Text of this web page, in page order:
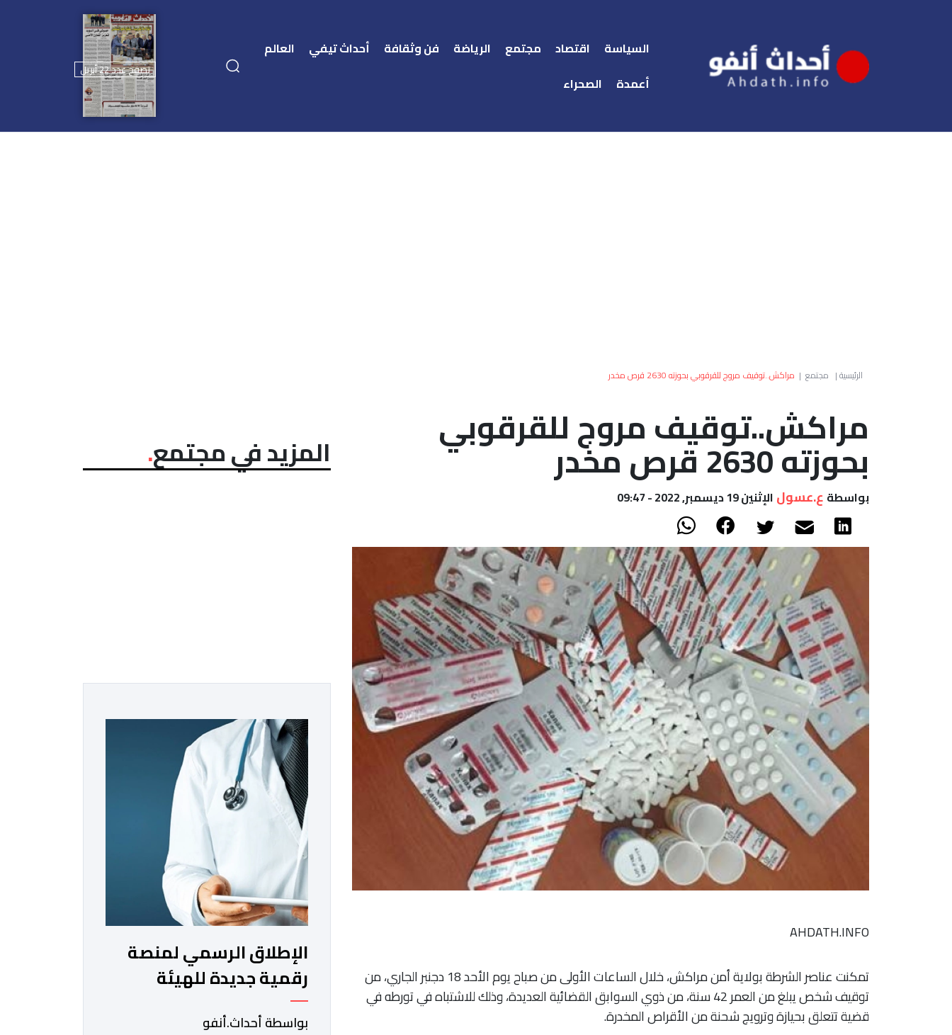
السياسة اقتصاد مجتمع الرياضة فن وثقافة أحداث تيفي
العالم
أعمدة
الصحراء
تصفح عدد 22 أبريل
الرئيسية| مجتمع | مراكش..توقيف مروج للقرقوبي بحوزته 2630 قرص مخدر
مراكش..توقيف مروج للقرقوبي
بحوزته 2630 قرص مخدر
بواسطة ع.عسول الإثنين 19 ديسمبر, 2022 - 09:47
AHDATH.INFO
تمكنت عناصر الشرطة بولاية أمن مراكش، خلال الساعات الأولى من صباح يوم الأحد 18 دجنبر الجاري، من
توقيف شخص يبلغ من العمر 42 سنة، من ذوي السوابق القضائية العديدة، وذلك للاشتباه في تورطه في
قضية تتعلق بحيازة وترويج شحنة من الأقراص المخدرة.
المزيد في مجتمع
الإطلاق الرسمي لمنصة
رقمية جديدة للهيئة
الوطنية للطبيبات والأطباء
بواسطة أحداث.أنفو